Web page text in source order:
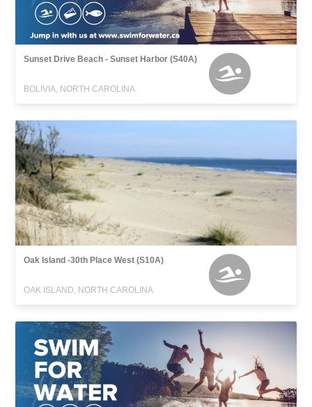
Sunset Drive Beach - Sunset Harbor (S40A)
BOLIVIA, NORTH CAROLINA
Oak Island -30th Place West (S10A)
OAK ISLAND, NORTH CAROLINA